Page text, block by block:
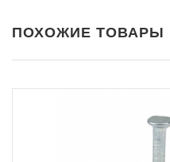
ПОХОЖИЕ ТОВАРЫ